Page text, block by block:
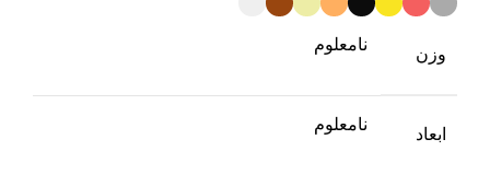
وزن
نامعلوم
ابعاد
نامعلوم